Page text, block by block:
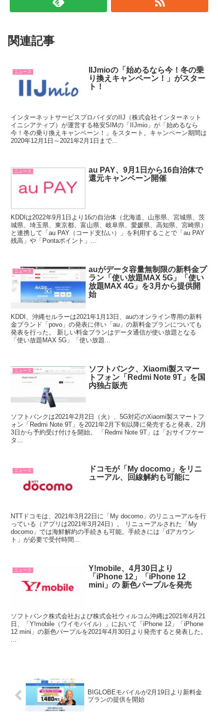
関連記事
ニュース
IIJmioの「始めるなら今！冬の乗
り換えキャンペーン！」がスター
ト！
インターネットサービスプロバイダのIIJ（株式会社インターネット
イニシアティブ）が運営する格安SIMの「IIJmio」が「始めるなら
今！冬の乗り換えキャンペーン！」をスタート。キャンペーン期間は
2020年12月1日～2021年2月1日まで...
ニュース
au PAY、9月1日から16自治体で
還元キャンペーン開催
KDDIは2022年9月1日より16の自治体（北海道、山形県、宮城県、茨
城県、埼玉県、東京都、富山県、岐阜県、愛媛県、高知県、宮崎県）
と連携して「au PAY（コード支払い）」を利用することで「au PAY
残高」や「Pontaポイント」...
ニュース
auがデータ容量無制限の新料金プ
ラン「使い放題MAX 5G」「使い
放題MAX 4G」を3月から提供開
始
KDDI、沖縄セルラーは2021年1月13日、auのオンライン専用の新料
金ブランド「povo」の発表に伴い「au」の新料金プランについても
発表を行った。 新しい料金プランはデータ通信が使い放題となる
「使い放題MAX 5G」「使い放題...
ニュース
ソフトバンク、Xiaomi製スマー
トフォン「Redmi Note 9T」を国
内独占販売
ソフトバンクは2021年2月2日（火）、5G対応のXiaomi製スマートフ
ォン「Redmi Note 9T」を2021年2月下旬以降に発売すると発表。2月
3日から予約受け付けを開始。 「Redmi Note 9T」は「おサイフケー
タ...
ニュース
ドコモが「My docomo」をリニ
ューアル、回線解約も可能に
NTTドコモは、2021年3月22日に「My docomo」のリニューアルを行
っている（アプリは2021年3月24日）。 リニューアルされた「My
docomo」では海鮮解約の手続きも可能。手続きには「dアカウン
ト」が必要で受付時間...
ニュース
Y!mobile、4月30日より
「iPhone 12」「iPhone 12
mini」の 新色パープルを発売
ソフトバンク株式会社および株式会社ウィルコム沖縄は2021年4月21
日、「Y!mobile（ワイモバイル）」において「iPhone 12」「iPhone
12 mini」の新色パープルを2021年4月30日より発売すると発表した。
BIGLOBEモバイルが2月19日より新料金
プランの提供を開始